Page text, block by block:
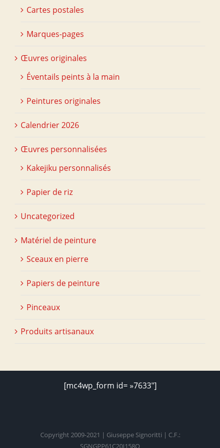
Cartes postales
Marques-pages
Œuvres originales
Éventails peints à la main
Peintures originales
Calendrier 2026
Œuvres personnalisées
Kakejiku personnalisés
Papier de riz
Uncategorized
Matériel de peinture
Sceaux en pierre
Papiers de peinture
Pinceaux
Produits artisanaux
[mc4wp_form id= »7633″]
Copyright 2009-2021 | Giuseppe Signoritti | C.F.:
SGNGPP61C20I158O